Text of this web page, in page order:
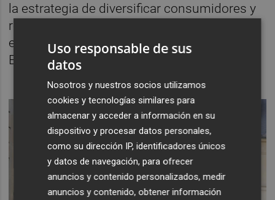
la estrategia de diversificar consumidores y
reforzar la posición en los mercados
europeos, especialmente con vistas a
Europa central.
Uso responsable de sus
datos
Nosotros y nuestros socios utilizamos
cookies y tecnologías similares para
almacenar y acceder a información en su
dispositivo y procesar datos personales,
como su dirección IP, identificadores únicos
y datos de navegación, para ofrecer
anuncios y contenido personalizados, medir
anuncios y contenido, obtener información